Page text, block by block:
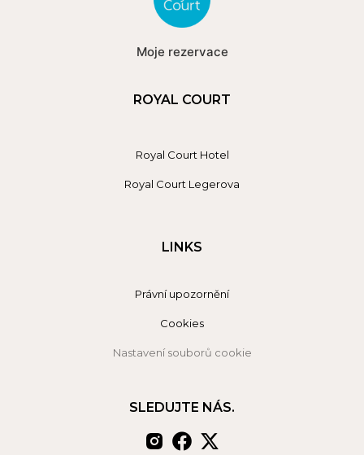
Moje rezervace
ROYAL COURT
Royal Court Hotel
Royal Court Legerova
LINKS
Právní upozornění
Cookies
Nastavení souborů cookie
SLEDUJTE NÁS.